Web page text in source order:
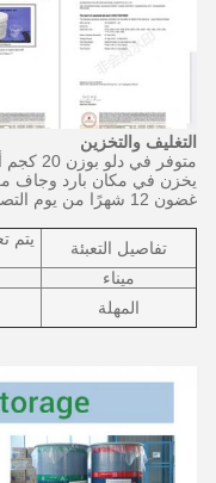
التغليف والتخزين
متوفر في دلو بوزن 20 كجم أو براميل 200kg.
يخزن في مكان بارد وجاف
غضون 12 شهرًا من يوم التصنيع.
تفاصيل التعبئة
ميناء
المهلة